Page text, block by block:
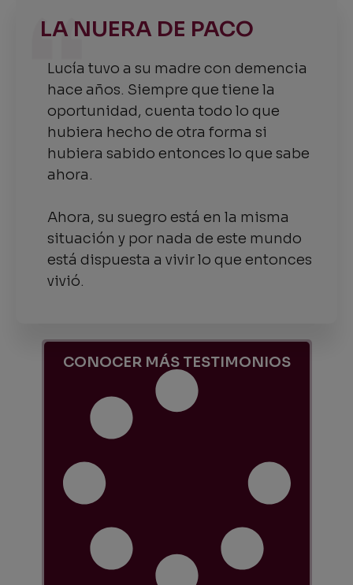
LA NUERA DE PACO
Lucía tuvo a su madre con demencia
hace años. Siempre que tiene la
oportunidad, cuenta todo lo que
hubiera hecho de otra forma si
hubiera sabido entonces lo que sabe
ahora.
Ahora, su suegro está en la misma
situación y por nada de este mundo
está dispuesta a vivir lo que entonces
vivió.
CONOCER MÁS TESTIMONIOS